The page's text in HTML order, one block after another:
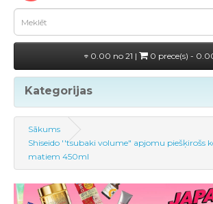
0.00 no 21 | 0 prece(s) -
Kategorijas
Sākums
Shiseido ''tsubaki volume" apjomu piešķirošs
matiem 450ml